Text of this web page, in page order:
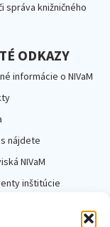
správa knižničného
ODKAZY
informácie o NIVaM
nájdete
NIVaM
inštitúcie